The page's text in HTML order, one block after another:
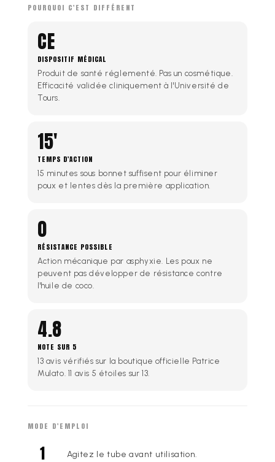
POURQUOI C'EST DIFFÉRENT
CE
DISPOSITIF MÉDICAL
Produit de santé réglementé. Pas un cosmétique.
Efficacité validée cliniquement à l'Université de
Tours.
15'
TEMPS D'ACTION
15 minutes sous bonnet suffisent pour éliminer
poux et lentes dès la première application.
0
RÉSISTANCE POSSIBLE
Action mécanique par asphyxie. Les poux ne
peuvent pas développer de résistance contre
l'huile de coco.
4.8
NOTE SUR 5
13 avis vérifiés sur la boutique officielle Patrice
Mulato. 11 avis 5 étoiles sur 13.
MODE D'EMPLOI
Agitez le tube avant utilisation.